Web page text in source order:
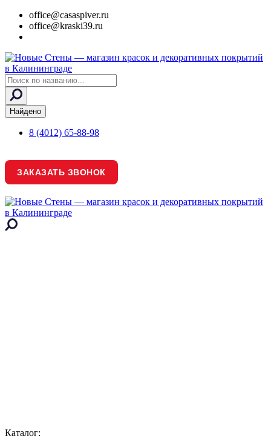
office@casaspiver.ru
office@kraski39.ru
Search
...
Найдено
8 (4012) 65-88-98
ЗАКАЗАТЬ ЗВОНОК
Каталог: